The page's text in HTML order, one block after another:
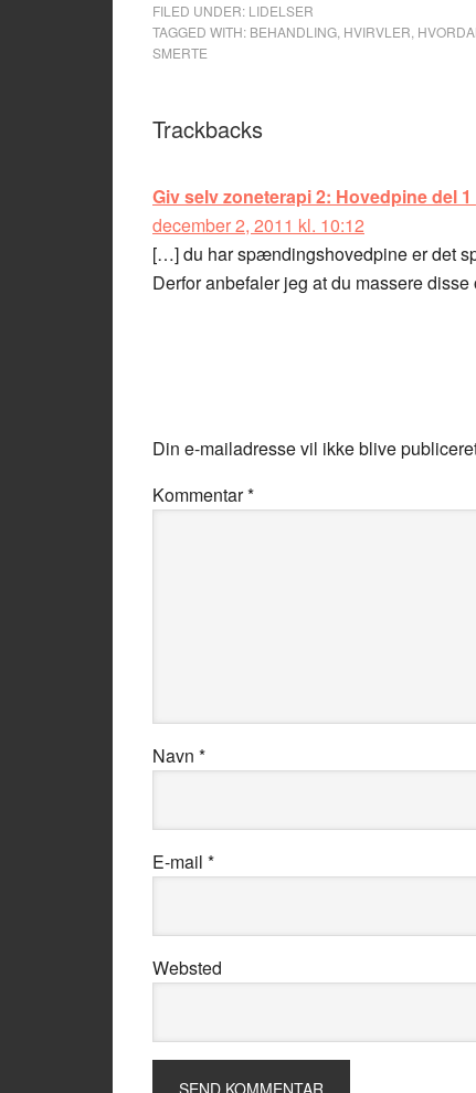
FILED UNDER: LIDELSER
TAGGED WITH: BEHANDLING HVIRVLER
SMERTE
Trackbacks
Giv selv zoneterapi 2: Hovedpine del
december 2, 2011 kl. 10:12
[…] du har spændingshovedpine er det
Derfor anbefaler jeg at du massere
Din e-mailadresse vil ikke blive
Kommentar*
Navn *
E-mail *
Websted